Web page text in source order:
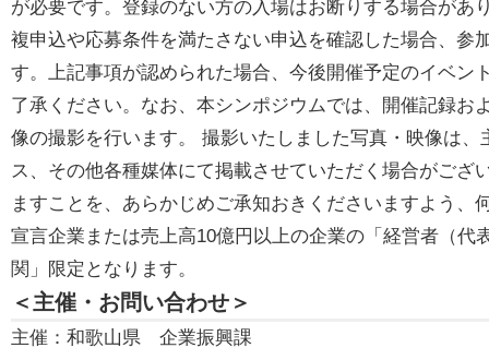
が必要です。登録のない方の入場はお断りする場合が
複申込や応募条件を満たさない申込を確認した場合、参
す。上記事項が認められた場合、今後開催予定のイベン
了承ください。なお、本シンポジウムでは、開催記録
像の撮影を行います。 撮影いたしました写真・映像は
ス、その他各種媒体にて掲載させていただく場合がご
ますことを、あらかじめご承知おきくださいますよう
宣言企業または売上高10億円以上の企業の「経営者（
関」限定となります。
＜主催・お問い合わせ＞
主催：和歌山県 企業振興課